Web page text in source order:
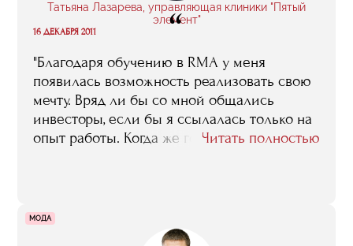
Татьяна Лазарева, управляющая клиники "Пятый
элемент"
“
16 ДЕКАБРЯ 2011
"Благодаря обучению в RMA у меня
появилась возможность реализовать свою
мечту. Вряд ли бы со мной общались
инвесторы, если бы я ссылалась только на
опыт работы. Когда же говоришь, что
совсем по-другому"
Читать полностью
МОДА